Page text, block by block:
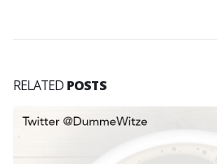
RELATED POSTS